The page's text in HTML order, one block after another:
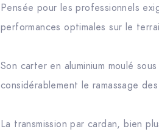
Pensée pour les professionnels
performances optimales sur le
Son carter en aluminium moulé
considérablement le ramassage
La transmission par cardan, bien